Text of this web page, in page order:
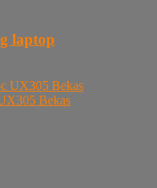
laptop
Bekas